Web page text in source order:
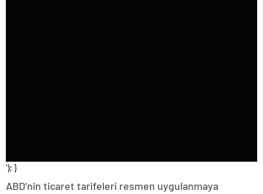
‘); }
ABD’nin ticaret tarifeleri resmen uygulanmaya